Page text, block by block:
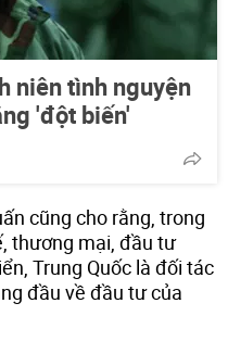
niên tình nguyện
'đột biến'
cũng cho rằng, trong
thương mại, đầu tư
Trung Quốc là đối tác
đầu về đầu tư của